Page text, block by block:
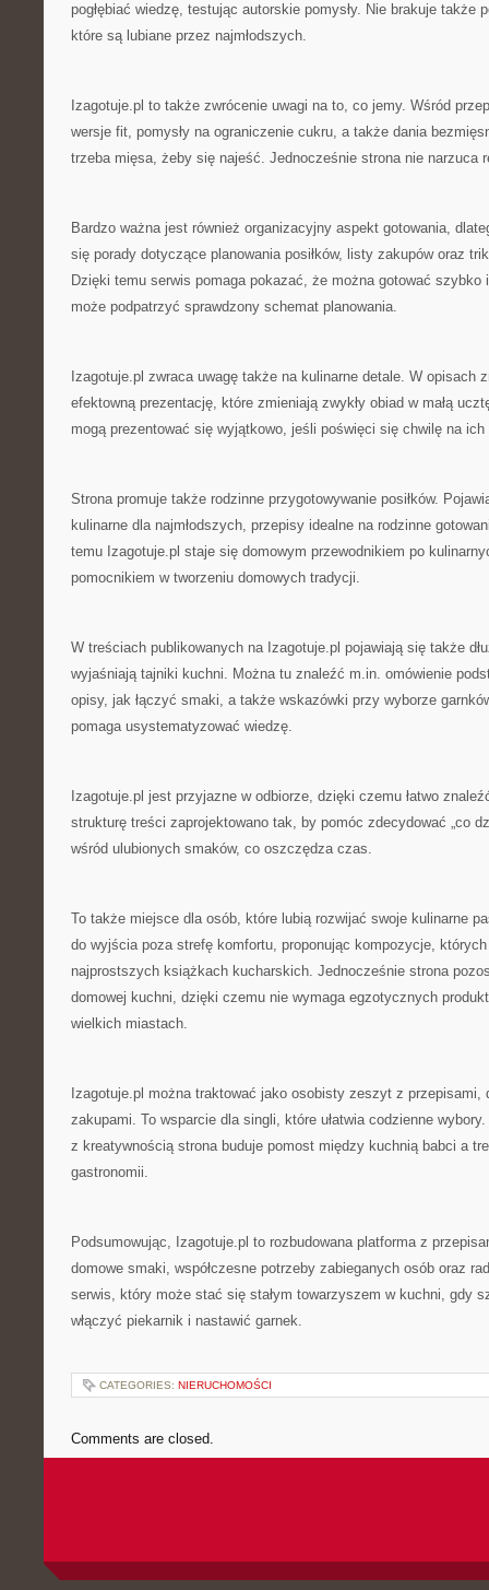
pogłębiać wiedzę, testując autorskie pomysły. Nie brakuje także
które są lubiane przez najmłodszych.
Izagotuje.pl to także zwrócenie uwagi na to, co jemy. Wśród
wersje fit, pomysły na ograniczenie cukru, a także dania
trzeba mięsa, żeby się najeść. Jednocześnie strona nie narzuca
Bardzo ważna jest również organizacyjny aspekt gotowania,
się porady dotyczące planowania posiłków, listy zakupów oraz
Dzięki temu serwis pomaga pokazać, że można gotować
może podpatrzyć sprawdzony schemat planowania.
Izagotuje.pl zwraca uwagę także na kulinarne detale. W opisach
efektowną prezentację, które zmieniają zwykły obiad w małą
mogą prezentować się wyjątkowo, jeśli poświęci się chwilę na ich
Strona promuje także rodzinne przygotowywanie posiłków.
kulinarne dla najmłodszych, przepisy idealne na rodzinne
temu Izagotuje.pl staje się domowym przewodnikiem po
pomocnikiem w tworzeniu domowych tradycji.
W treściach publikowanych na Izagotuje.pl pojawiają się także
wyjaśniają tajniki kuchni. Można tu znaleźć m.in. omówienie
opisy, jak łączyć smaki, a także wskazówki przy wyborze
pomaga usystematyzować wiedzę.
Izagotuje.pl jest przyjazne w odbiorze, dzięki czemu łatwo
strukturę treści zaprojektowano tak, by pomóc zdecydować „co
wśród ulubionych smaków, co oszczędza czas.
To także miejsce dla osób, które lubią rozwijać swoje kulinarne
do wyjścia poza strefę komfortu, proponując kompozycje,
najprostszych książkach kucharskich. Jednocześnie strona
domowej kuchni, dzięki czemu nie wymaga egzotycznych
wielkich miastach.
Izagotuje.pl można traktować jako osobisty zeszyt z przepisami,
zakupami. To wsparcie dla singli, które ułatwia codzienne
z kreatywnością strona buduje pomost między kuchnią babci a
gastronomii.
Podsumowując, Izagotuje.pl to rozbudowana platforma z
domowe smaki, współczesne potrzeby zabieganych osób oraz
serwis, który może stać się stałym towarzyszem w kuchni, gdy
włączyć piekarnik i nastawić garnek.
CATEGORIES: NIERUCHOMOŚCI
Comments are closed.